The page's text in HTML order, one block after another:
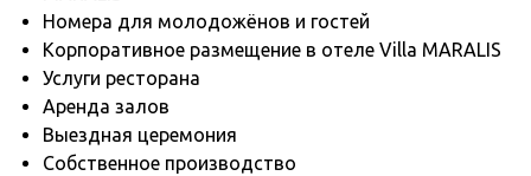
Номера для молодожёнов и гостей
Корпоративное размещение в отеле Villa MARALIS
Услуги ресторана
Аренда залов
Выездная церемония
Собственное производство